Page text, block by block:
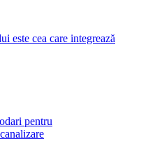
este cea care integrează
pentru